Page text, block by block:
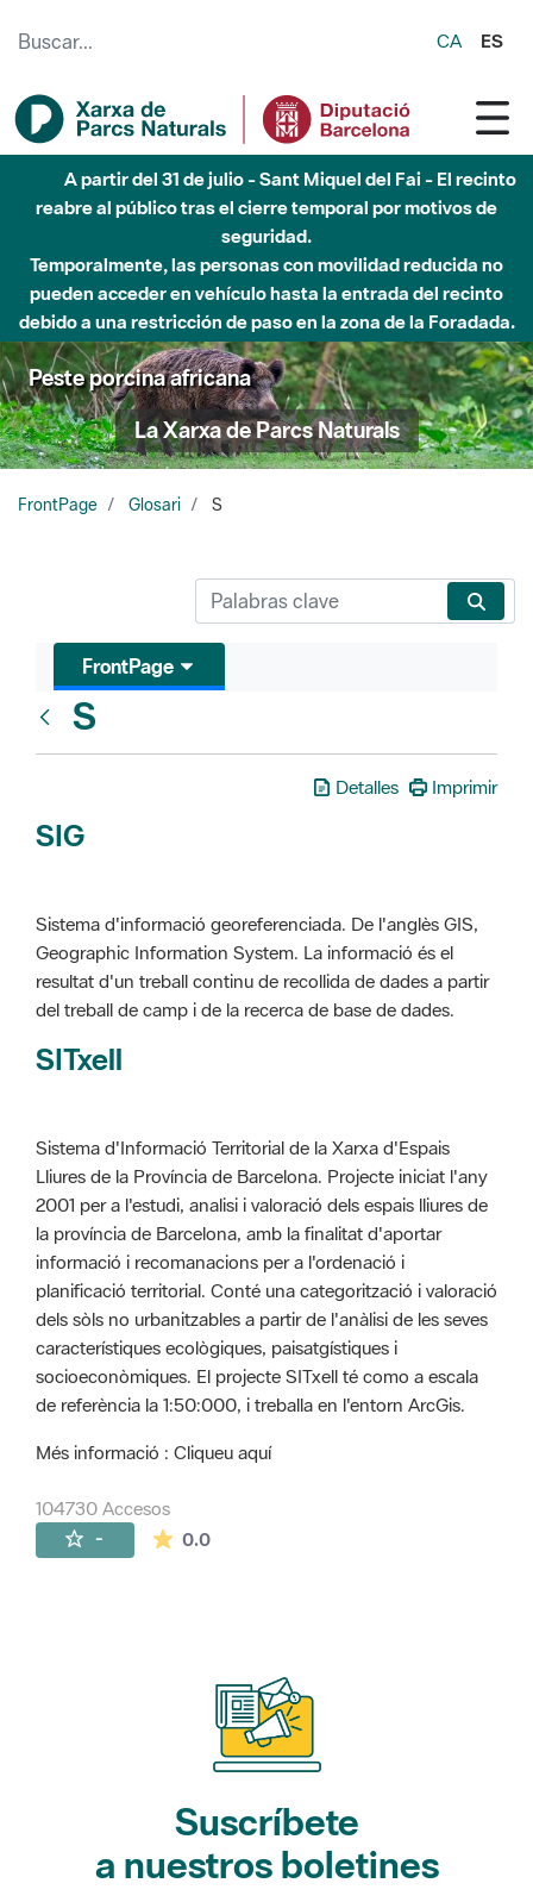
CA ES
A partir del 31 de julio - Sant Miquel del Fai - El recinto
reabre al público tras el cierre temporal por motivos de
seguridad.
Temporalmente, las personas con movilidad reducida no
pueden acceder en vehículo hasta la entrada del recinto
debido a una restricción de paso en la zona de la Foradada.
Peste porcina africana
La Xarxa de Parcs Naturals
FrontPage Glosari S
FrontPage
S
Detalles Imprimir
SIG
Sistema d'informació georeferenciada. De l'anglès GIS,
Geographic Information System. La informació és el
resultat d'un treball continu de recollida de dades a partir
del treball de camp i de la recerca de base de dades.
SITxell
Sistema d'Informació Territorial de la Xarxa d'Espais
Lliures de la Província de Barcelona. Projecte iniciat l'any
2001 per a l'estudi, analisi i valoració dels espais lliures de
la província de Barcelona, amb la finalitat d'aportar
informació i recomanacions per a l'ordenació i
planificació territorial. Conté una categorització i valoració
dels sòls no urbanitzables a partir de l'anàlisi de les seves
característiques ecològiques, paisatgístiques i
socioeconòmiques. El projecte SITxell té como a escala
de referència la 1:50:000, i treballa en l'entorn ArcGis.
Més informació : Cliqueu aquí
104730 Accesos
- 0.0La valoración media es de 0 estrellas de
Suscríbete
a nuestros boletines